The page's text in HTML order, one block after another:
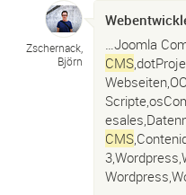
Zschernack,
Björn
…Joomla
CMS
CMS